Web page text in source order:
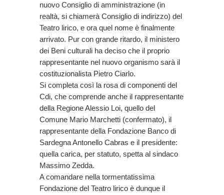
nuovo Consiglio di amministrazione (in
realtà, si chiamerà Consiglio di indirizzo) del
Teatro lirico, e ora quel nome è finalmente
arrivato. Pur con grande ritardo, il ministero
dei Beni culturali ha deciso che il proprio
rappresentante nel nuovo organismo sarà il
costituzionalista Pietro Ciarlo.
Si completa così la rosa di componenti del
Cdi, che comprende anche il rappresentante
della Regione Alessio Loi, quello del
Comune Mario Marchetti (confermato), il
rappresentante della Fondazione Banco di
Sardegna Antonello Cabras e il presidente:
quella carica, per statuto, spetta al sindaco
Massimo Zedda.
A comandare nella tormentatissima
Fondazione del Teatro lirico è dunque il